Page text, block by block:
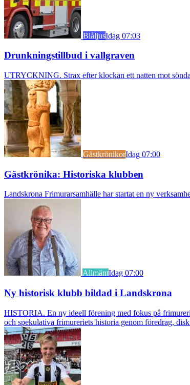
BlåljusIdag 07:03
Drunkningstillbud i vallgraven
UTRYCKNING. Strax efter klockan ett natten mot
GästkrönikorIdag 07:00
Gästkrönika: Historiska klubben
Landskrona Frimurarsamhälle har startat en ny
AllmäntIdag 07:00
Ny historisk klubb bildad i Landskrona
HISTORIA. En ny ideell förening med fokus på
och spekulativa frimureriets historia genom föredrag,